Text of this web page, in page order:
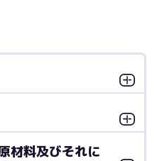
材料及びそれに